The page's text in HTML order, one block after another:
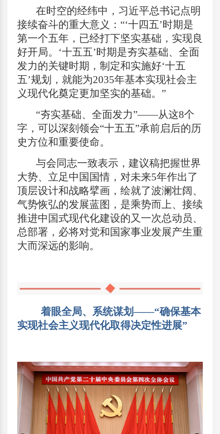
在时空的经纬中，习近平总书记点明
接续奋斗的重大意义：“‘十四五’时期是
第一个五年，已经打下坚实基础，实现良
好开局。‘十五五’时期是夯实基础、全面
发力的关键时期，制定和实施好‘十五
五’规划，就能为2035年基本实现社会主
义现代化奠定更加坚实的基础。”
“夯实基础、全面发力”——从这8个
字，可以深刻领会“十五五”承前启后的历
史方位和重要使命。
与会同志一致表示，建议稿把握世界
大势、立足中国国情，对未来5年作出了
顶层设计和战略擘画，绘就了波澜壮阔、
气势恢弘的发展蓝图，是乘势而上、接续
推进中国式现代化建设的又一次总动员、
总部署，必将对党和国家事业发展产生重
大而深远的影响。
着眼全局、系统谋划——“确保基本
实现社会主义现代化取得决定性进展”